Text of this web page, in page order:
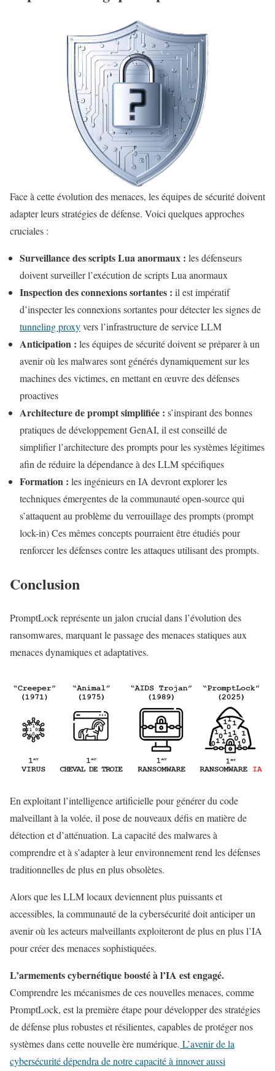
Face à cette évolution des menaces, les équipes de sécurité doivent
adapter leurs stratégies de défense. Voici quelques approches
cruciales :
Surveillance des scripts Lua anormaux : les défenseurs
doivent surveiller l’exécution de scripts Lua anormaux
Inspection des connexions sortantes : il est impératif
d’inspecter les connexions sortantes pour détecter les signes de
tunneling proxyvers l’infrastructure de service LLM
Anticipation : les équipes de sécurité doivent se préparer à un
avenir où les malwares sont générés dynamiquement sur les
machines des victimes, en mettant en œuvre des défenses
proactives
Architecture de prompt simplifiée : s’inspirant des bonnes
pratiques de développement GenAI, il est conseillé de
simplifier l’architecture des prompts pour les systèmes légitimes
afin de réduire la dépendance à des LLM spécifiques
Formation : les ingénieurs en IA devront explorer les
techniques émergentes de la communauté open-source qui
s’attaquent au problème du verrouillage des prompts (prompt
lock-in) Ces mêmes concepts pourraient être étudiés pour
renforcer les défenses contre les attaques utilisant des prompts.
Conclusion
PromptLock représente un jalon crucial dans l’évolution des
ransomwares, marquant le passage des menaces statiques aux
menaces dynamiques et adaptatives.
En exploitant l’intelligence artificielle pour générer du code
malveillant à la volée, il pose de nouveaux défis en matière de
détection et d’atténuation. La capacité des malwares à
comprendre et à s’adapter à leur environnement rend les défenses
traditionnelles de plus en plus obsolètes.
Alors que les LLM locaux deviennent plus puissants et
accessibles, la communauté de la cybersécurité doit anticiper un
avenir où les acteurs malveillants exploiteront de plus en plus l’IA
pour créer des menaces sophistiquées.
L’armements cybernétique boosté à l’IA est engagé.
Comprendre les mécanismes de ces nouvelles menaces, comme
PromptLock, est la première étape pour développer des stratégies
de défense plus robustes et résilientes, capables de protéger nos
systèmes dans cette nouvelle ère numérique. L’avenir de la
cybersécurité dépendra de notre capacité à innover aussi